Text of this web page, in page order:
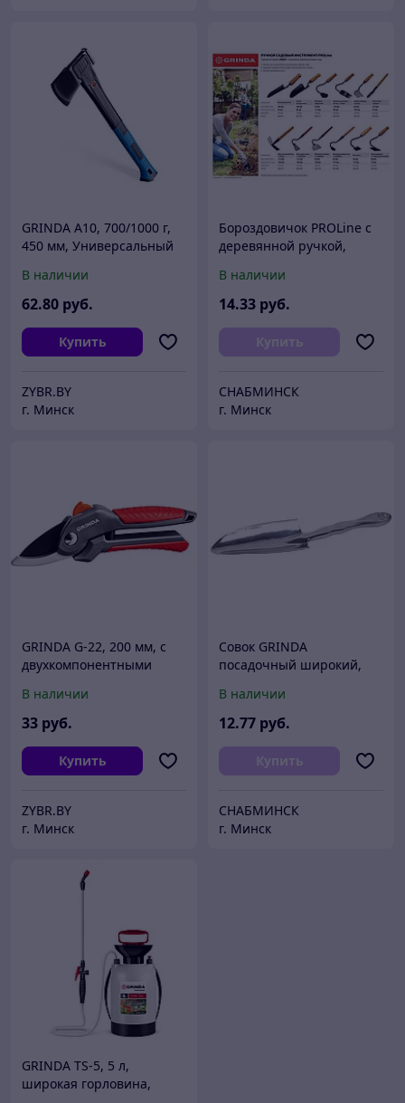
GRINDA A10, 700/1000 г,
450 мм, Универсальный
В наличии
62.80 руб.
Купить
ZYBR.BY
г. Минск
Бороздовичок PROLine с
деревянной ручкой,
80х52х295мм
В наличии
14.33 руб.
Купить
СНАБМИНСК
г. Минск
GRINDA G-22, 200 мм, с
двухкомпонентными
секатор (423122)
В наличии
33 руб.
Купить
ZYBR.BY
г. Минск
Совок GRINDA
посадочный широкий,
245 мм
В наличии
12.77 руб.
Купить
СНАБМИНСК
г. Минск
GRINDA TS-5, 5 л,
широкая горловина,